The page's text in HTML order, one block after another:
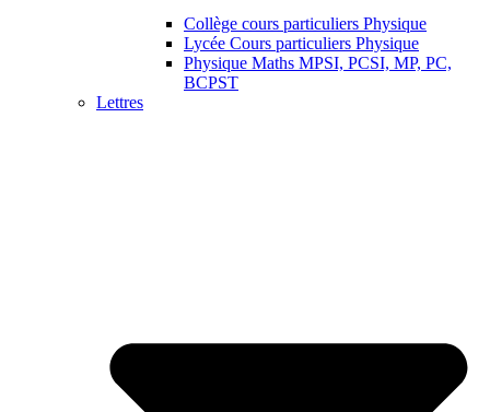
Collège cours particuliers Physique
Lycée Cours particuliers Physique
Physique Maths MPSI, PCSI, MP, PC,
BCPST
Lettres